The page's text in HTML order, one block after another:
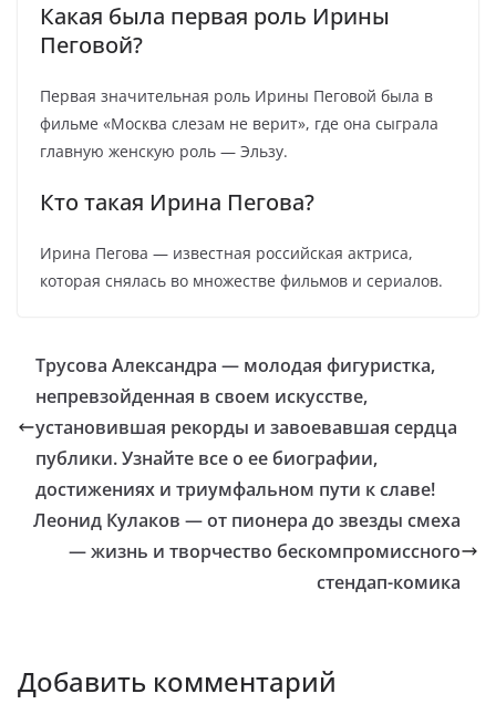
Какая была первая роль Ирины
Пеговой?
Первая значительная роль Ирины Пеговой была в
фильме «Москва слезам не верит», где она сыграла
главную женскую роль — Эльзу.
Кто такая Ирина Пегова?
Ирина Пегова — известная российская актриса,
которая снялась во множестве фильмов и сериалов.
Трусова Александра — молодая фигуристка,
непревзойденная в своем искусстве,
установившая рекорды и завоевавшая сердца
публики. Узнайте все о ее биографии,
достижениях и триумфальном пути к славе!
Леонид Кулаков — от пионера до звезды смеха
— жизнь и творчество бескомпромиссного
стендап-комика
Добавить комментарий